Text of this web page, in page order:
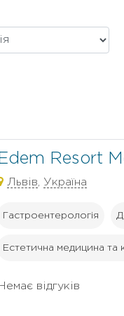
Edem Resort
Львів Україна
Гастроентерологія
Естетична медицина та
Немає відгуків